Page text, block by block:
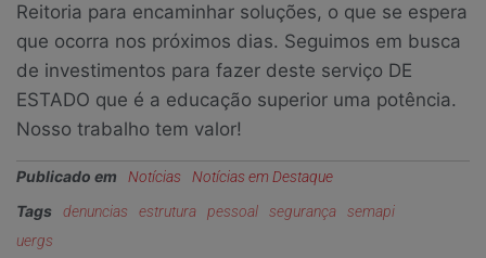
Reitoria para encaminhar soluções, o que se espera
que ocorra nos próximos dias. Seguimos em busca
de investimentos para fazer deste serviço DE
ESTADO que é a educação superior uma potência.
Nosso trabalho tem valor!
Publicado em Notícias Notícias em Destaque
Tags denuncias estrutura pessoal segurança
semapi
uergs